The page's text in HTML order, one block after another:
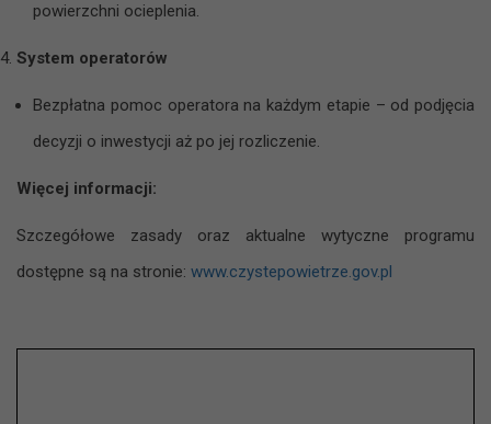
powierzchni ocieplenia.
System operatorów
Bezpłatna pomoc operatora na każdym etapie – od podjęcia
decyzji o inwestycji aż po jej rozliczenie.
Więcej informacji:
Szczegółowe zasady oraz aktualne wytyczne programu
dostępne są na stronie: www.czystepowietrze.gov.pl